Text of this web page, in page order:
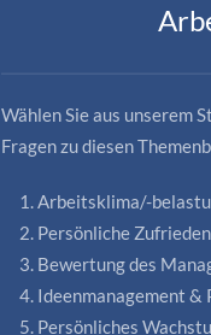
Wählen Sie aus unserem
Fragen zu diesen
Arbeitsklima/-
Persönliche
Bewertung des
Ideenmanagement &
Persönliches